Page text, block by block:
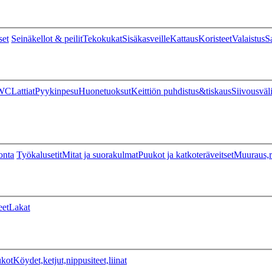
Seinäkellot & peilitTekokukatSisäkasveilleKattausKoristeetValaistus
LattiatPyykinpesuHuonetuoksutKeittiön puhdistus&tiskaus
TyökalusetitMitat ja suorakulmatPuukot ja katkoteräveitset
Lakat
Köydet,ketjut,nippusiteet,liinat